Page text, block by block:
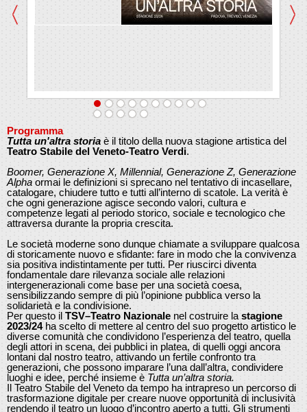
Programma
Tutta un'altra storia è il titolo della nuova stagione artistica del
Teatro Stabile del Veneto-Teatro Verdi.
Boomer, Generazione X, Millennial, Generazione Z, Generazione
Alpha ormai le definizioni si sprecano nel tentativo di incasellare,
catalogare, chiudere tutto e tutti all’interno di scatole. La verità è
che ogni generazione agisce secondo valori, cultura e
competenze legati al periodo storico, sociale e tecnologico che
attraversa durante la propria crescita.
Le società moderne sono dunque chiamate a sviluppare qualcosa
di storicamente nuovo e sfidante: fare in modo che la convivenza
sia positiva indistintamente per tutti. Per riuscirci diventa
fondamentale dare rilevanza sociale alle relazioni
intergenerazionali come base per una società coesa,
sensibilizzando sempre di più l’opinione pubblica verso la
solidarietà e la condivisione.
Per questo il TSV–Teatro Nazionale nel costruire la stagione
2023/24ha scelto di mettere al centro del suo progetto artistico le
diverse comunità che condividono l’esperienza del teatro, quella
degli attori in scena, dei pubblici in platea, di quelli oggi ancora
lontani dal nostro teatro, attivando un fertile confronto tra
generazioni, che possono imparare l’una dall’altra, condividere
luoghi e idee, perché insieme è Tutta un’altra storia.
Il Teatro Stabile del Veneto da tempo ha intrapreso un percorso di
trasformazione digitale per creare nuove opportunità di inclusività
rendendo il teatro un luogo d’incontro aperto a tutti. Gli strumenti